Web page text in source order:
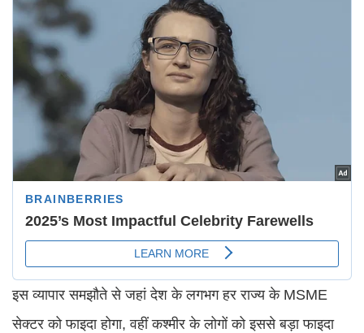
इस व्यापार समझौते से जहां देश के लगभग हर राज्य के MSME
सेक्टर को फाइदा होगा, वहीं कश्मीर के लोगों को इससे बड़ा फाइदा